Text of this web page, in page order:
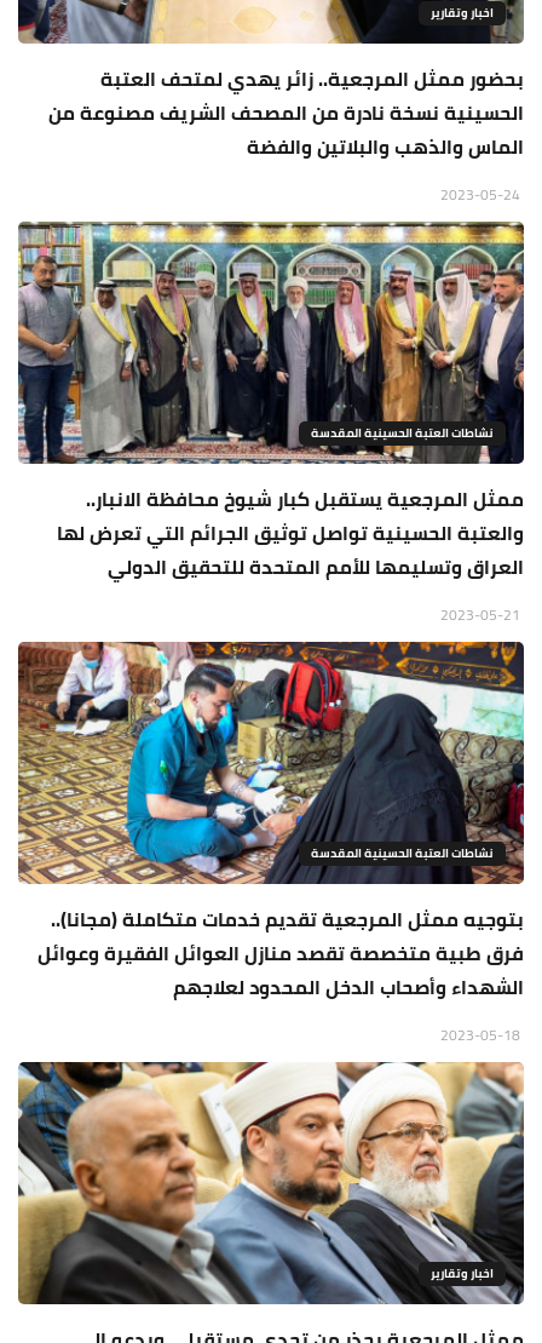
اخبار وتقارير
بحضور ممثل المرجعية.. زائر يهدي لمتحف العتبة
الحسينية نسخة نادرة من المصحف الشريف مصنوعة من
الماس والذهب والبلاتين والفضة
نشاطات العتبة الحسينية المقدسة
ممثل المرجعية يستقبل كبار شيوخ محافظة الانبار..
والعتبة الحسينية تواصل توثيق الجرائم التي تعرض لها
العراق وتسليمها للأمم المتحدة للتحقيق الدولي
نشاطات العتبة الحسينية المقدسة
بتوجيه ممثل المرجعية تقديم خدمات متكاملة (مجانا)..
فرق طبية متخصصة تقصد منازل العوائل الفقيرة وعوائل
الشهداء وأصحاب الدخل المحدود لعلاجهم
اخبار وتقارير